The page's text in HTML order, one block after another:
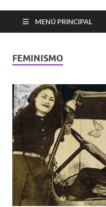
MENÚ PRINCIPAL
FEMINISMO